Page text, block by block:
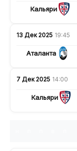
Кальяри
13 Дек 2025 19:45
Аталанта
7 Дек 2025 14:00
Кальяри